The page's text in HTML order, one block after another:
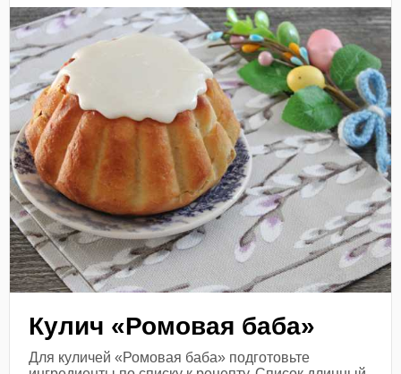
Кулич «Ромовая баба»
Для куличей «Ромовая баба» подготовьте